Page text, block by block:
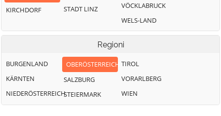
KIRCHDORF
STADT LINZ
VÖCKLABRUCK
WELS-LAND
Regioni
BURGENLAND
KÄRNTEN
NIEDERÖSTERREICH
OBERÖSTERREICH
SALZBURG
STEIERMARK
TIROL
VORARLBERG
WIEN